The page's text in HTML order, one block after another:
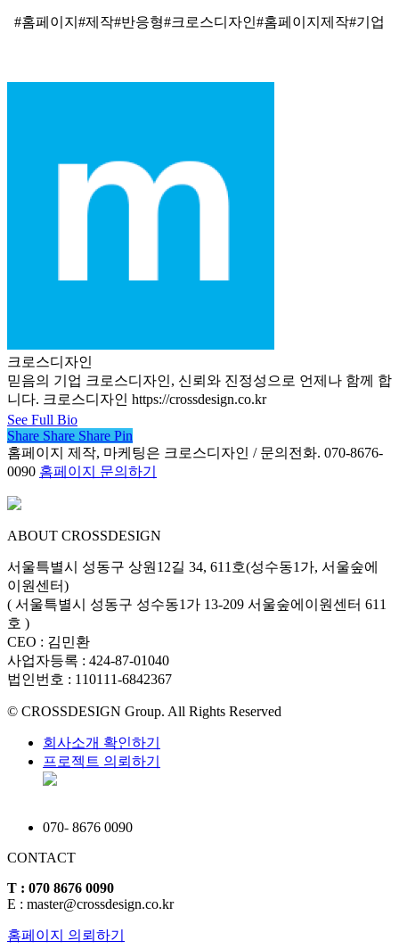
#홈페이지#제작#반응형#크로스디자인#홈페이지제작#기업
크로스디자인
믿음의 기업 크로스디자인, 신뢰와 진정성으로 언제나 함께 합
니다. 크로스디자인 https://crossdesign.co.kr
See Full Bio
Share
Share Share Share Pin
홈페이지 제작, 마케팅은 크로스디자인 / 문의전화. 070-8676-
0090 홈페이지 문의하기
ABOUT CROSSDESIGN
서울특별시 성동구 상원12길 34, 611호(성수동1가, 서울숲에
이원센터)
( 서울특별시 성동구 성수동1가 13-209 서울숲에이원센터 611
호 )
CEO : 김민환
사업자등록 : 424-87-01040
법인번호 : 110111-6842367
© CROSSDESIGN Group. All Rights Reserved
회사소개 확인하기
프로젝트 의뢰하기
070- 8676 0090
CONTACT
T : 070 8676 0090
E : master@crossdesign.co.kr
홈페이지 의뢰하기